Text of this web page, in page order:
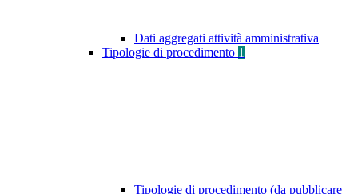
Dati aggregati attività amministrativa
Tipologie di procedimento 1
Tipologie di procedimento (da pubblicare